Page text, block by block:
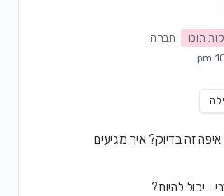
תוכן
חברה
זה בדיוק? איך מגיעים
יכול להיות?